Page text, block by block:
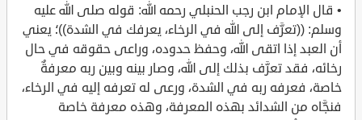
• قال الإمام ابن رجب الحنبلي رحمه الله: قوله صلى الله عليه
وسلم: ((تعرَّف إلى الله في الرخاء، يعرفك في الشدة))؛ يعني
أن العبد إذا اتقى الله، وحفظ حدوده، وراعى حقوقه في حال
رخائه، فقد تعرَّف بذلك إلى الله، وصار بينه وبين ربه معرفةٌ
خاصة، فعرفه ربه في الشدة، ورعى له تعرفه إليه في الرخاء،
فنجَّاه من الشدائد بهذه المعرفة، وهذه معرفة خاصة